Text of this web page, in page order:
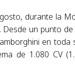
durante la
Desde un punto
en
de 1.080 CV